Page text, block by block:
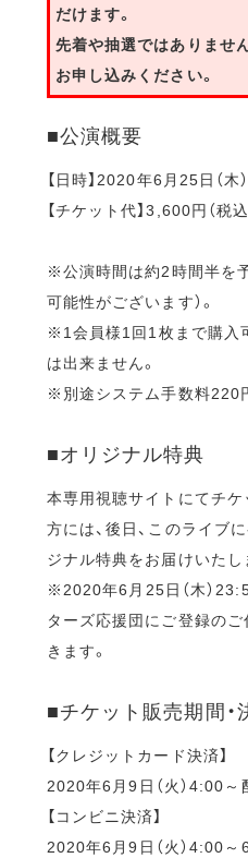
だけます。
先着や抽選ではありませ
お申し込みください。
■公演概要
【日時】2020年6月25日（木
【チケット代】3,600円（税込
※公演時間は約2時間半を
可能性がございます）。
※1会員様1回1枚まで購入
は出来ません。
※別途システム手数料220円
■オリジナル特典
本専用視聴サイトにてチ
方には、後日、このライブ
ジナル特典をお届けいたし
※2020年6月25日（木）
ターズ応援団にご登録の
きます。
■チケット販売期間・
【クレジットカード決済】
2020年6月9日（火）4:00～
【コンビニ決済】
2020年6月9日（火）4:00～